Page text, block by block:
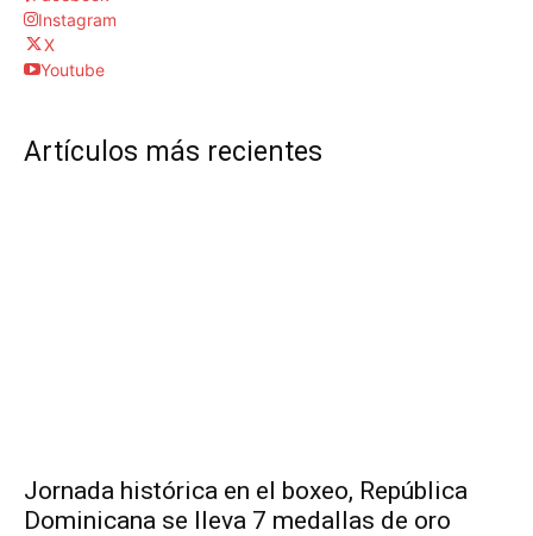
Instagram
X
Youtube
Artículos más recientes
Jornada histórica en el boxeo, República
Dominicana se lleva 7 medallas de oro